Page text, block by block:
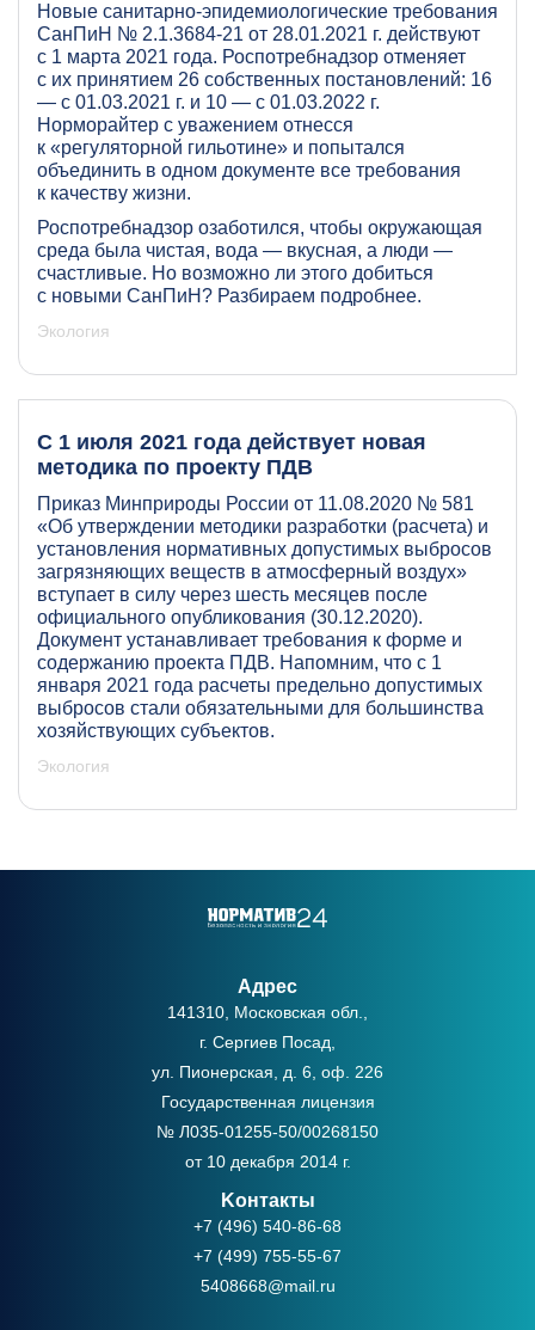
Новые санитарно-эпидемиологические требования
СанПиН № 2.1.3684-21 от 28.01.2021 г. действуют
с 1 марта 2021 года. Роспотребнадзор отменяет
с их принятием 26 собственных постановлений: 16
— с 01.03.2021 г. и 10 — с 01.03.2022 г.
Норморайтер с уважением отнесся
к «регуляторной гильотине» и попытался
объединить в одном документе все требования
к качеству жизни.
Роспотребнадзор озаботился, чтобы окружающая
среда была чистая, вода — вкусная, а люди —
счастливые. Но возможно ли этого добиться
с новыми СанПиН? Разбираем подробнее.
Экология
С 1 июля 2021 года действует новая
методика по проекту ПДВ
Приказ Минприроды России от 11.08.2020 № 581
«Об утверждении методики разработки (расчета) и
установления нормативных допустимых выбросов
загрязняющих веществ в атмосферный воздух»
вступает в силу через шесть месяцев после
официального опубликования (30.12.2020).
Документ устанавливает требования к форме и
содержанию проекта ПДВ. Напомним, что с 1
января 2021 года расчеты предельно допустимых
выбросов стали обязательными для большинства
хозяйствующих субъектов.
Экология
Адрес
141310, Московская обл.,
г. Сергиев Посад,
ул. Пионерская, д. 6, оф. 226
Государственная лицензия
№ Л035-01255-50/00268150
от 10 декабря 2014 г.
Kонтакты
+7 (496) 540-86-68
+7 (499) 755-55-67
5408668@mail.ru